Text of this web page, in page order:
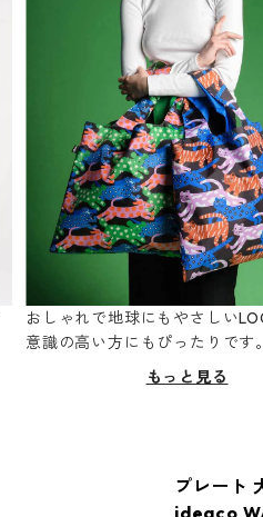
おしゃれで地球にもやさしい
意識の高い方にもぴったりです。
もっと見る
プレート
ideaco